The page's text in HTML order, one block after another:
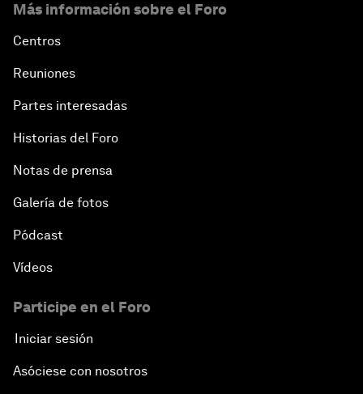
Más información sobre el Foro
Centros
Reuniones
Partes interesadas
Historias del Foro
Notas de prensa
Galería de fotos
Pódcast
Vídeos
Participe en el Foro
Iniciar sesión
Asóciese con nosotros